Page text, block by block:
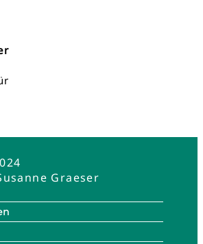
Graeser